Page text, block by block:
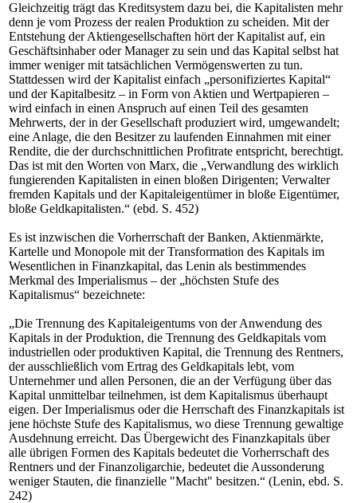
Gleichzeitig trägt das Kreditsystem dazu bei, die Kapitalisten mehr
denn je vom Prozess der realen Produktion zu scheiden. Mit der
Entstehung der Aktiengesellschaften hört der Kapitalist auf, ein
Geschäftsinhaber oder Manager zu sein und das Kapital selbst hat
immer weniger mit tatsächlichen Vermögenswerten zu tun.
Stattdessen wird der Kapitalist einfach „personifiziertes Kapital“
und der Kapitalbesitz – in Form von Aktien und Wertpapieren –
wird einfach in einen Anspruch auf einen Teil des gesamten
Mehrwerts, der in der Gesellschaft produziert wird, umgewandelt;
eine Anlage, die den Besitzer zu laufenden Einnahmen mit einer
Rendite, die der durchschnittlichen Profitrate entspricht, berechtigt.
Das ist mit den Worten von Marx, die „Verwandlung des wirklich
fungierenden Kapitalisten in einen bloßen Dirigenten; Verwalter
fremden Kapitals und der Kapitaleigentümer in bloße Eigentümer,
bloße Geldkapitalisten.“ (ebd. S. 452)
Es ist inzwischen die Vorherrschaft der Banken, Aktienmärkte,
Kartelle und Monopole mit der Transformation des Kapitals im
Wesentlichen in Finanzkapital, das Lenin als bestimmendes
Merkmal des Imperialismus – der „höchsten Stufe des
Kapitalismus“ bezeichnete:
„Die Trennung des Kapitaleigentums von der Anwendung des
Kapitals in der Produktion, die Trennung des Geldkapitals vom
industriellen oder produktiven Kapital, die Trennung des Rentners,
der ausschließlich vom Ertrag des Geldkapitals lebt, vom
Unternehmer und allen Personen, die an der Verfügung über das
Kapital unmittelbar teilnehmen, ist dem Kapitalismus überhaupt
eigen. Der Imperialismus oder die Herrschaft des Finanzkapitals ist
jene höchste Stufe des Kapitalismus, wo diese Trennung gewaltige
Ausdehnung erreicht. Das Übergewicht des Finanzkapitals über
alle übrigen Formen des Kapitals bedeutet die Vorherrschaft des
Rentners und der Finanzoligarchie, bedeutet die Aussonderung
weniger Stauten, die finanzielle "Macht" besitzen.“ (Lenin, ebd. S.
242)